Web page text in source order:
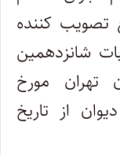
تصویب کننده
بند (۸) مصوبات شانزدهمین
تهران مورخ
دیوان از تاریخ